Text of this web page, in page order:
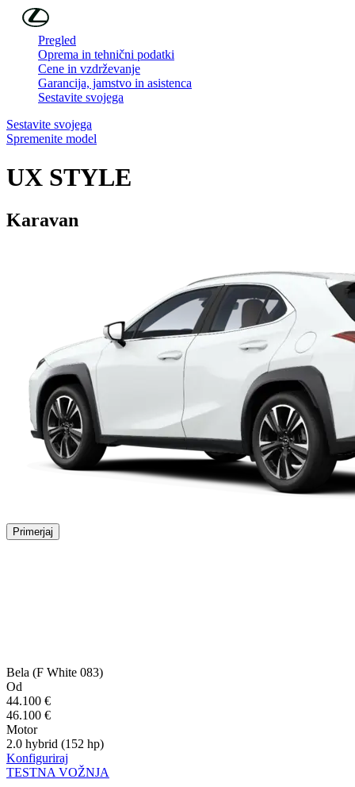
Skip to Main Content
Pregled
Oprema in tehnični podatki
Cene in vzdrževanje
Garancija, jamstvo in asistenca
Sestavite svojega
Sestavite svojega
Spremenite model
UX STYLE
Karavan
Primerjaj
Bela (F White 083)
Od
44.100 €
46.100 €
Motor
2.0 hybrid (152 hp)
Konfiguriraj
TESTNA VOŽNJA